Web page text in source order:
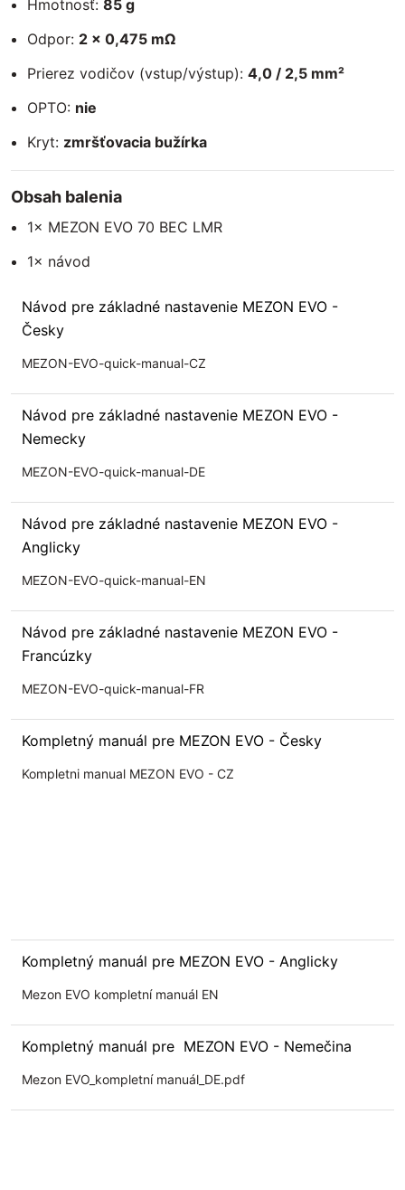
Hmotnosť: 85 g
Odpor: 2 × 0,475 mΩ
Prierez vodičov (vstup/výstup): 4,0 / 2,5 mm²
OPTO: nie
Kryt: zmršťovacia bužírka
Obsah balenia
1× MEZON EVO 70 BEC LMR
1× návod
Návod pre základné nastavenie MEZON EVO -
Česky
MEZON-EVO-quick-manual-CZ
Návod pre základné nastavenie MEZON EVO -
Nemecky
MEZON-EVO-quick-manual-DE
Návod pre základné nastavenie MEZON EVO -
Anglicky
MEZON-EVO-quick-manual-EN
Návod pre základné nastavenie MEZON EVO -
Francúzky
MEZON-EVO-quick-manual-FR
Kompletný manuál pre MEZON EVO - Česky
Kompletni manual MEZON EVO - CZ
Kompletný manuál pre MEZON EVO - Anglicky
Mezon EVO kompletní manuál EN
Kompletný manuál pre MEZON EVO - Nemečina
Mezon EVO_kompletní manuál_DE.pdf